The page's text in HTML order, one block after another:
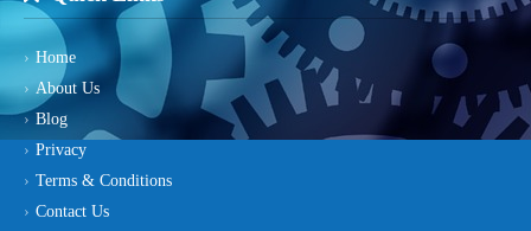
Home
About Us
Blog
Privacy
Terms & Conditions
Contact Us